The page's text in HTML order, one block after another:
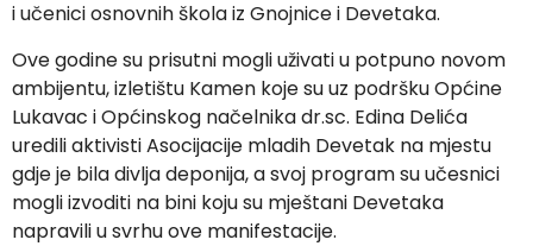
i učenici osnovnih škola iz Gnojnice i Devetaka.
Ove godine su prisutni mogli uživati u potpuno novom
ambijentu, izletištu Kamen koje su uz podršku Općine
Lukavac i Općinskog načelnika dr.sc. Edina Delića
uredili aktivisti Asocijacije mladih Devetak na mjestu
gdje je bila divlja deponija, a svoj program su učesnici
mogli izvoditi na bini koju su mještani Devetaka
napravili u svrhu ove manifestacije.